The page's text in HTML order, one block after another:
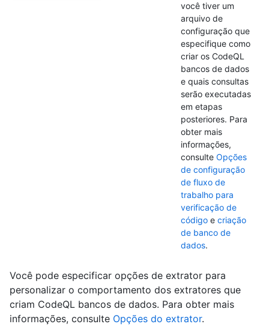
você tiver um
arquivo de
configuração que
especifique como
criar os CodeQL
bancos de dados
e quais consultas
serão executadas
em etapas
posteriores. Para
obter mais
informações,
consulte Opções
de configuração
de fluxo de
trabalho para
verificação de
código e criação
de banco de
dados.
Você pode especificar opções de extrator para
personalizar o comportamento dos extratores que
criam CodeQL bancos de dados. Para obter mais
informações, consulte Opções do extrator.